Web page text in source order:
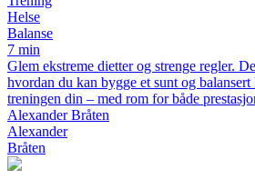
Helse
Balanse
7 min
Glem ekstreme dietter og strenge regler.
hvordan du kan bygge et sunt og
treningen din – med rom for både
Alexander Bråten
Alexander
Bråten